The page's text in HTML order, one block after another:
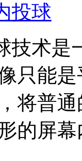
投球
技术是
只能
将普
的屏